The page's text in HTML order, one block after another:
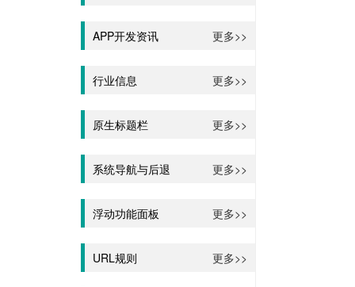
APP开发资讯 更多>>
行业信息 更多>>
原生标题栏 更多>>
系统导航与后退 更多>>
浮动功能面板 更多>>
URL规则 更多>>